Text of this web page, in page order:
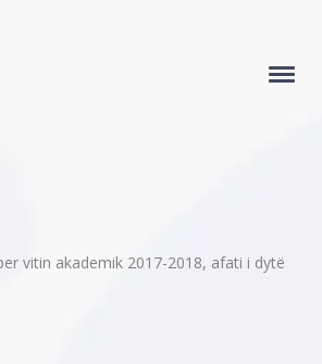
vitin akademik 2017-2018, afati i dytë